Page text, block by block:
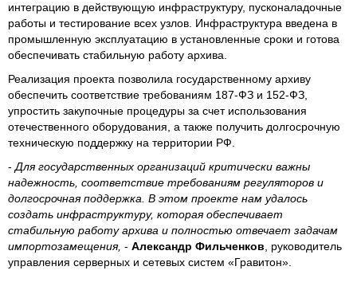
интеграцию в действующую инфраструктуру, пусконаладочные
работы и тестирование всех узлов. Инфраструктура введена в
промышленную эксплуатацию в установленные сроки и готова
обеспечивать стабильную работу архива.
Реализация проекта позволила государственному архиву
обеспечить соответствие требованиям 187-ФЗ и 152-ФЗ,
упростить закупочные процедуры за счет использования
отечественного оборудования, а также получить долгосрочную
техническую поддержку на территории РФ.
- Для государственных организаций критически важны
надежность, соответствие требованиям регуляторов и
долгосрочная поддержка. В этом проекте нам удалось
создать инфраструктуру, которая обеспечивает
стабильную работу архива и полностью отвечает задачам
импортозамещения, - Александр Фильченков , руководитель
управления серверных и сетевых систем «Гравитон».